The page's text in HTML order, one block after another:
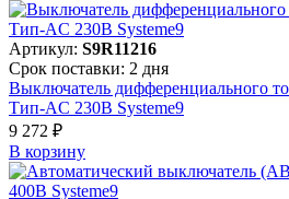
Артикул: S9R11216
Срок поставки: 2 дня
Выключатель дифференциального
Тип-AC 230В Systeme9
9 272 ₽
В корзинy